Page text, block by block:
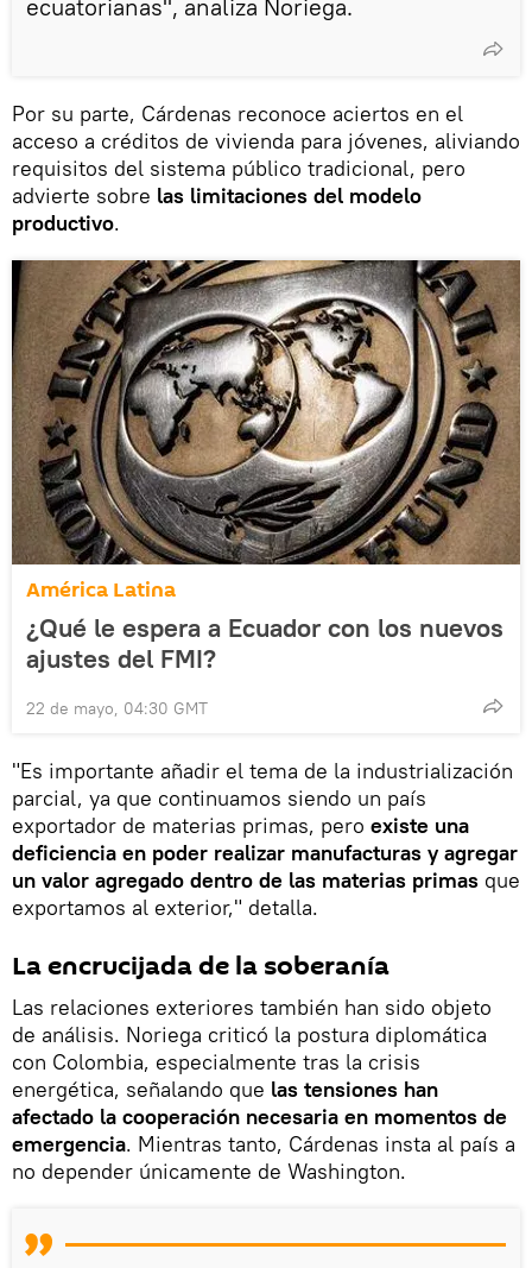
ecuatorianas", analiza Noriega.
Por su parte, Cárdenas reconoce aciertos en el
acceso a créditos de vivienda para jóvenes, aliviando
requisitos del sistema público tradicional, pero
advierte sobre las limitaciones del modelo
productivo.
América Latina
¿Qué le espera a Ecuador con los nuevos
ajustes del FMI?
22 de mayo, 04:30 GMT
"Es importante añadir el tema de la industrialización
parcial, ya que continuamos siendo un país
exportador de materias primas, pero existe una
deficiencia en poder realizar manufacturas y agregar
un valor agregado dentro de las materias primas que
exportamos al exterior," detalla.
La encrucijada de la soberanía
Las relaciones exteriores también han sido objeto
de análisis. Noriega criticó la postura diplomática
con Colombia, especialmente tras la crisis
energética, señalando que las tensiones han
afectado la cooperación necesaria en momentos de
emergencia. Mientras tanto, Cárdenas insta al país a
no depender únicamente de Washington.